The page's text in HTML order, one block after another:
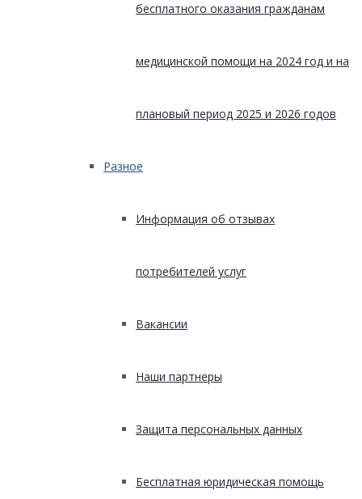
бесплатного оказания гражданам
медицинской помощи на 2024 год и на
плановый период 2025 и 2026 годов
Разное
Информация об отзывах
потребителей услуг
Вакансии
Наши партнеры
Защита персональных данных
Бесплатная юридическая помощь